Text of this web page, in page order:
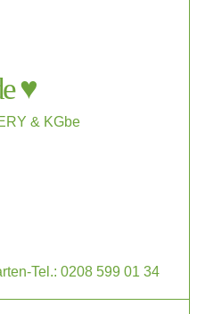
♥
& KGbe
Tel.: 0208 599 01 34